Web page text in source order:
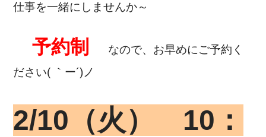
仕事を一緒にしませんか～
予約制
なので、お早めにご予約く
ださい( ｀ー´)ノ
2/10（火） 10：